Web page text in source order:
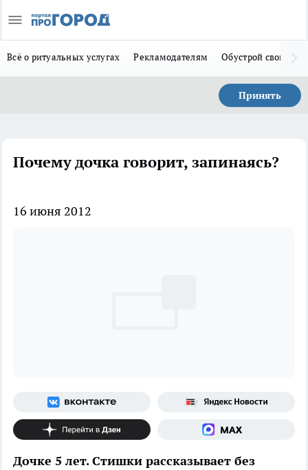
Всё о ритуальных услугах Рекламодателям Обустрой свой дом
Принять
Почему дочка говорит, запинаясь?
16 июня 2012
Дочке 5 лет. Стишки рассказывает без